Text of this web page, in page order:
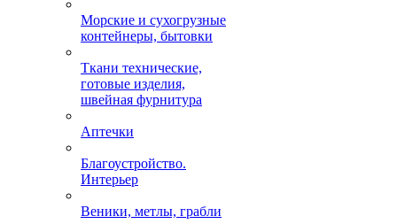
Морские и сухогрузные
контейнеры, бытовки
Ткани технические,
готовые изделия,
швейная фурнитура
Аптечки
Благоустройство.
Интерьер
Веники, метлы, грабли